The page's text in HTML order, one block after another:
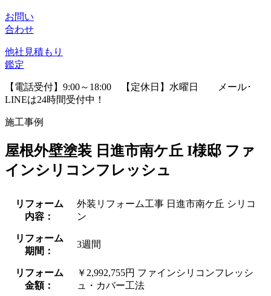
お問い
合わせ
他社見積もり
鑑定
【電話受付】9:00～18:00 【定休日】水曜日
メール･
LINEは24時間受付中！
施工事例
屋根外壁塗装 日進市南ケ丘 I様邸 ファ
インシリコンフレッシュ
リフォーム
内容：
外装リフォーム工事 日進市南ケ丘 シリコ
ン
リフォーム
期間：
3週間
リフォーム
金額：
￥2,992,755円 ファインシリコンフレッシ
ュ・カバー工法